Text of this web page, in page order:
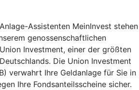
Assistenten MeinInvest stehen
genossenschaftlichen
Investment, einer der größten
Die Union Investment
verwahrt Ihre Geldanlage für Sie in
Ihre Fondsanteilsscheine sicher.